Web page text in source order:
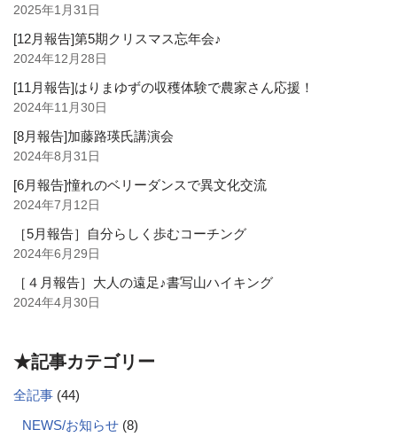
2025年1月31日
[12月報告]第5期クリスマス忘年会♪
2024年12月28日
[11月報告]はりまゆずの収穫体験で農家さん応援！
2024年11月30日
[8月報告]加藤路瑛氏講演会
2024年8月31日
[6月報告]憧れのベリーダンスで異文化交流
2024年7月12日
［5月報告］自分らしく歩むコーチング
2024年6月29日
［４月報告］大人の遠足♪書写山ハイキング
2024年4月30日
★記事カテゴリー
全記事 (44)
NEWS/お知らせ (8)